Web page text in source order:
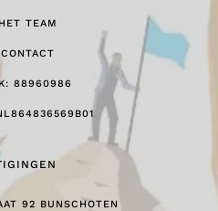
HET TEAM
CONTACT
88960986
92 BUNSCHOTEN